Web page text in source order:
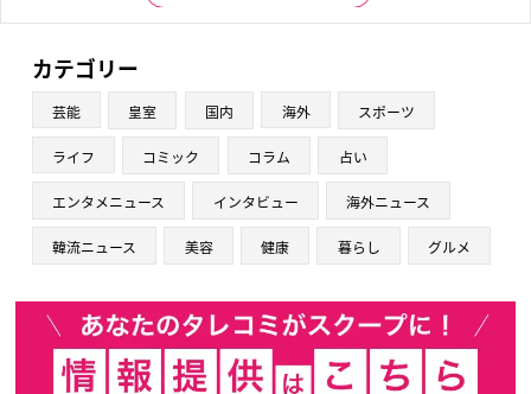
カテゴリー
芸能 皇室 国内 海外 スポーツ
ライフ コミック コラム 占い
エンタメニュース インタビュー 海外ニュース
韓流ニュース 美容 健康 暮らし グルメ